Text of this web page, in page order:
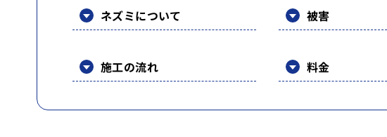
ネズミについて 被害
施工の流れ 料金